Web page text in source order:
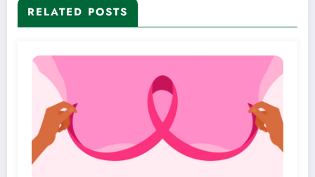
RELATED POSTS